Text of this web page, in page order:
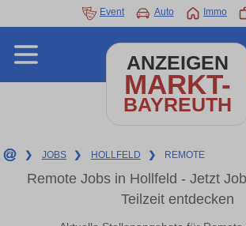
Event Auto Immo
ANZEIGEN
MARKT-
BAYREUTH
❯ JOBS ❯ HOLLFELD ❯ REMOTE
Remote Jobs in Hollfeld - Jetzt
Teilzeit entdecken